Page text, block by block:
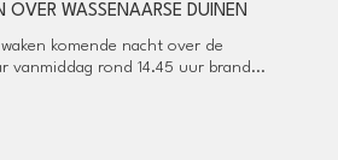
OVER WASSENAARSE DUINEN
komende nacht over de
vanmiddag rond 14.45 uur brand...